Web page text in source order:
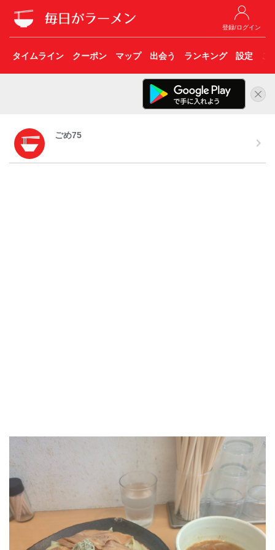
登録/ログイン
タイムライン クーポン マップ 出会う ランキング 設定 こ
ごめ75